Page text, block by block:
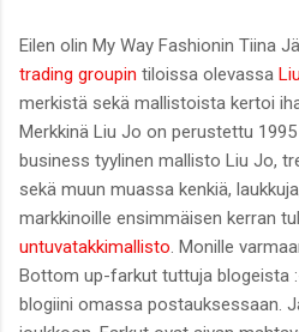
Eilen olin My Way Fashionin Tiina
trading groupin tiloissa olevassa
merkistä sekä mallistoista kertoi
Merkkinä Liu Jo on perustettu
business tyylinen mallisto Liu Jo,
sekä muun muassa kenkiä,
markkinoille ensimmäisen kerran
untuvatakkimallisto . Monille
Bottom up-farkut tuttuja blogeista
blogiini omassa postauksessaan.